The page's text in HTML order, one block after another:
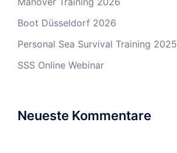
Boot Düsseldorf 2026
Personal Sea Survival Training 2025
SSS Online Webinar
Neueste Kommentare